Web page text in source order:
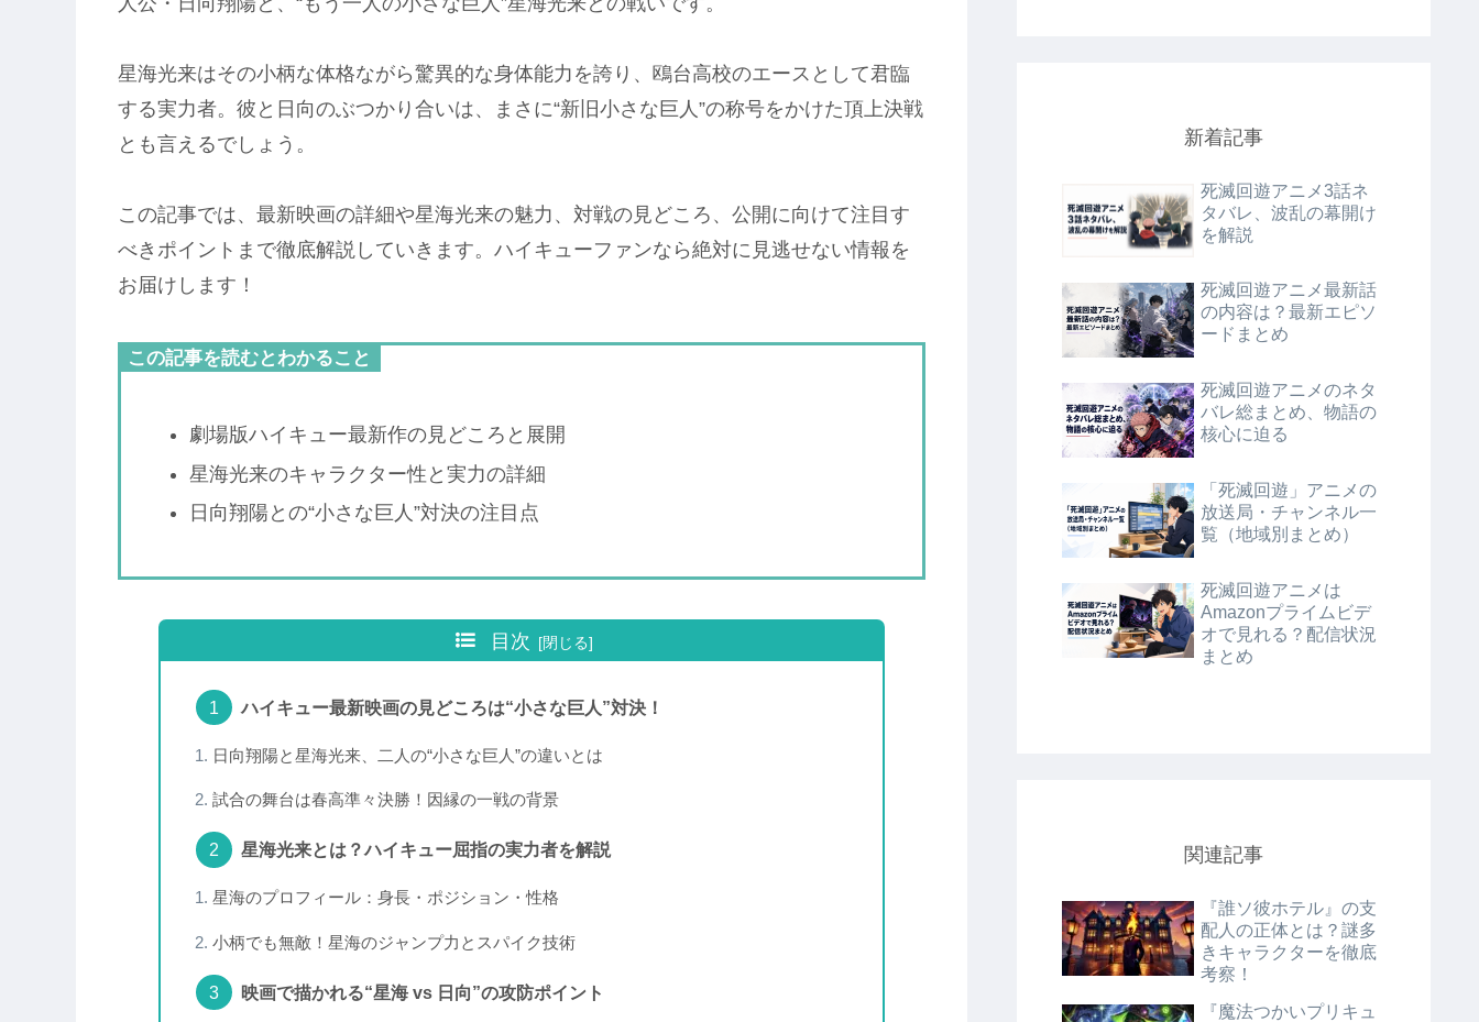
星海光来はその小柄な体格ながら驚異的な身体能力を誇り、鴎台高校のエースとして君臨
する実力者。彼と日向のぶつかり合いは、まさに“新旧小さな巨人”の称号をかけた頂上決戦
とも言えるでしょう。
この記事では、最新映画の詳細や星海光来の魅力、対戦の見どころ、公開に向けて注目す
べきポイントまで徹底解説していきます。ハイキューファンなら絶対に見逃せない情報を
お届けします！
この記事を読むとわかること
劇場版ハイキュー最新作の見どころと展開
星海光来のキャラクター性と実力の詳細
日向翔陽との“小さな巨人”対決の注目点
目次
ハイキュー最新映画の見どころは“小さな巨人”対決！
日向翔陽と星海光来、二人の“小さな巨人”の違いとは
試合の舞台は春高準々決勝！因縁の一戦の背景
星海光来とは？ハイキュー屈指の実力者を解説
星海のプロフィール：身長・ポジション・性格
小柄でも無敵！星海のジャンプ力とスパイク技術
映画で描かれる“星海 vs 日向”の攻防ポイント
新着記事
死滅回遊アニメ3話ネ
タバレ、波乱の幕開け
を解説
死滅回遊アニメ最新話
の内容は？最新エピソ
ードまとめ
死滅回遊アニメのネタ
バレ総まとめ、物語の
核心に迫る
「死滅回遊」アニメの
放送局・チャンネル一
覧（地域別まとめ）
死滅回遊アニメは
Amazonプライムビデ
オで見れる？配信状況
まとめ
関連記事
『誰ソ彼ホテル』の支
配人の正体とは？謎多
きキャラクターを徹底
考察！
『魔法つかいプリキュ